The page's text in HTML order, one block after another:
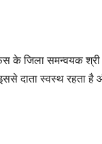
के जिला समन्वयक
दाता स्वस्थ रहता